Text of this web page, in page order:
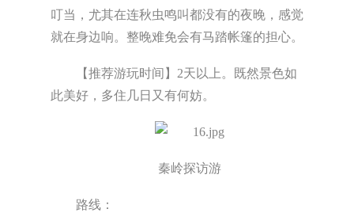
叮当，尤其在连秋虫鸣叫都没有的夜晚，感觉
就在身边响。整晚难免会有马踏帐篷的担心。
【推荐游玩时间】2天以上。既然景色如
此美好，多住几日又有何妨。
秦岭探访游
路线：